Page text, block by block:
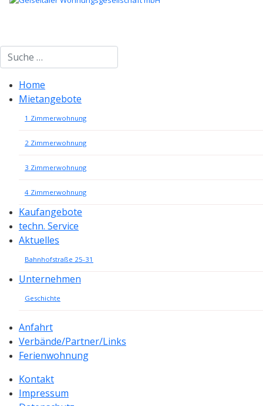
Suchen
Home
Mietangebote
1 Zimmerwohnung
2 Zimmerwohnung
3 Zimmerwohnung
4 Zimmerwohnung
Kaufangebote
techn. Service
Aktuelles
Bahnhofstraße 25-31
Unternehmen
Geschichte
Anfahrt
Verbände/Partner/Links
Ferienwohnung
Kontakt
Impressum